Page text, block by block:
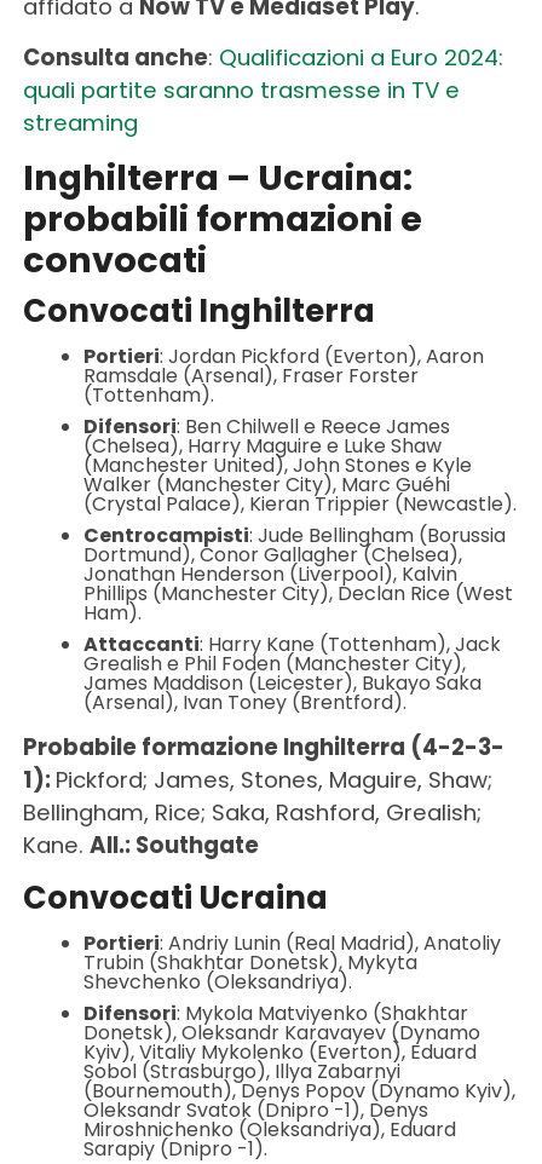
affidato a Now TV e Mediaset Play.
Consulta anche: Qualificazioni a Euro 2024:
quali partite saranno trasmesse in TV e
streaming
Inghilterra – Ucraina:
probabili formazioni e
convocati
Convocati Inghilterra
Portieri: Jordan Pickford (Everton), Aaron
Ramsdale (Arsenal), Fraser Forster
(Tottenham).
Difensori: Ben Chilwell e Reece James
(Chelsea), Harry Maguire e Luke Shaw
(Manchester United), John Stones e Kyle
Walker (Manchester City), Marc Guéhi
(Crystal Palace), Kieran Trippier (Newcastle).
Centrocampisti: Jude Bellingham (Borussia
Dortmund), Conor Gallagher (Chelsea),
Jonathan Henderson (Liverpool), Kalvin
Phillips (Manchester City), Declan Rice (West
Ham).
Attaccanti: Harry Kane (Tottenham), Jack
Grealish e Phil Foden (Manchester City),
James Maddison (Leicester), Bukayo Saka
(Arsenal), Ivan Toney (Brentford).
Probabile formazione Inghilterra (4-2-3-
1): Pickford; James, Stones, Maguire, Shaw;
Bellingham, Rice; Saka, Rashford, Grealish;
Kane. All.: Southgate
Convocati Ucraina
Portieri: Andriy Lunin (Real Madrid), Anatoliy
Trubin (Shakhtar Donetsk), Mykyta
Shevchenko (Oleksandriya).
Difensori: Mykola Matviyenko (Shakhtar
Donetsk), Oleksandr Karavayev (Dynamo
Kyiv), Vitaliy Mykolenko (Everton), Eduard
Sobol (Strasburgo), Illya Zabarnyi
(Bournemouth), Denys Popov (Dynamo Kyiv),
Oleksandr Svatok (Dnipro -1), Denys
Miroshnichenko (Oleksandriya), Eduard
Sarapiy (Dnipro -1).